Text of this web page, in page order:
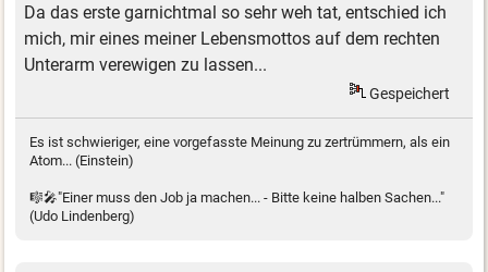
Da das erste garnichtmal so sehr weh tat, entschied ich
mich, mir eines meiner Lebensmottos auf dem rechten
Unterarm verewigen zu lassen...
Gespeichert
Es ist schwieriger, eine vorgefasste Meinung zu zertrümmern, als ein
Atom... (Einstein)
🎼🎤"Einer muss den Job ja machen... - Bitte keine halben Sachen..."
(Udo Lindenberg)